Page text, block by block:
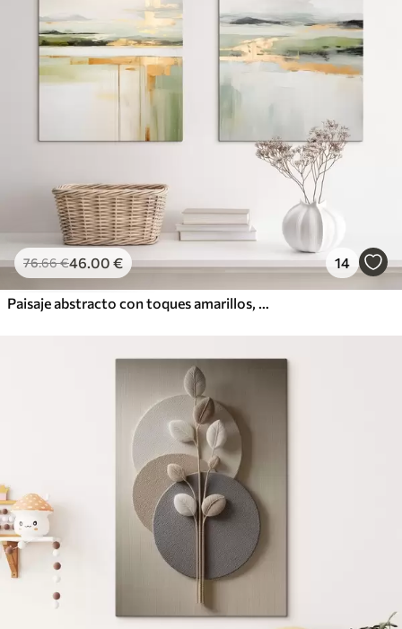
76.66€46.00 € 14
Paisaje abstracto con toques amarillos, una composición minimalista de tierra, agua y cielo, con colores apagados